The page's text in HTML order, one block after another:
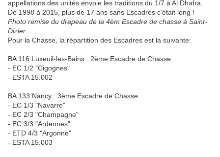
appellations des unités envoie les traditions du 1/7 à Al Dhafra.
De 1998 à 2015, plus de 17 ans sans Escadres c'était long !
Photo remise du drapeau de la 4èm Escadre de chasse à Saint-
Dizier
Pour la Chasse, la répartition des Escadres est la suivante:
BA 116 Luxeuil-les-Bains : 2ème Escadre de Chasse
- EC 1/2 "Cigognes"
- ESTA 15.002
BA 133 Nancy : 3ème Escadre de Chasse
- EC 1/3 "Navarre"
- EC 2/3 "Champagne"
- EC 3/3 "Ardennes"
- ETD 4/3 "Argonne"
- ESTA 15.003